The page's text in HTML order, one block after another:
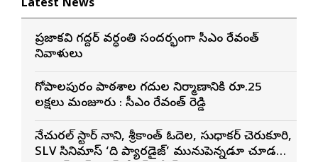
Latest News
ప్రజాకవి గద్దర్‌ వర్ధంతి సందర్భంగా సీఎం రేవంత్‌
నివాళులు
గోపాల‌పురం పాఠ‌శాల గ‌దుల నిర్మాణానికి రూ.25
ల‌క్ష‌లు మంజూరు : సీఎం రేవంత్ రెడ్డి
నేచురల్ స్టార్ నాని, శ్రీకాంత్ ఓదెల, సుధాకర్ చెరుకూరి,
SLV సినిమాస్ ‘ది ప్యారడైజ్’ మునుపెన్నడూ చూడని